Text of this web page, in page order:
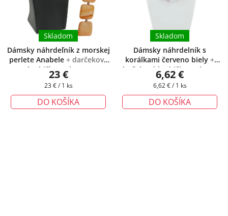
Dámsky náhrdeľník z morskej
perlete Anabele + darčeková
krabička zadarmo
Skladom
23 €
Jednotková
23 € / 1 ks
DO KOŠÍKA
Dámsky náhrdelník s
korálkami červeno biely +
darčeková krabička zadarmo
Skladom
6,62 €
Jednotková
6,62 € / 1 ks
DO KOŠÍKA